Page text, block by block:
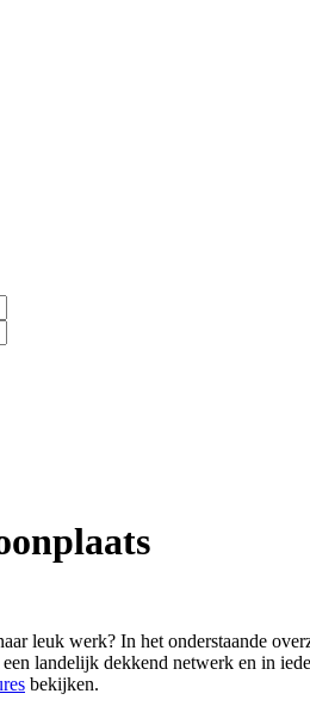
leuk werk? In het onderstaande
landelijk dekkend netwerk en in
bekijken.